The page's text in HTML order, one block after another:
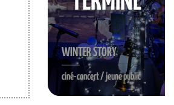
WINTER STORY
ciné-concert / jeune public